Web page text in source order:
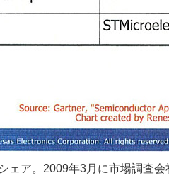
ェア。2009年3月に市場調査